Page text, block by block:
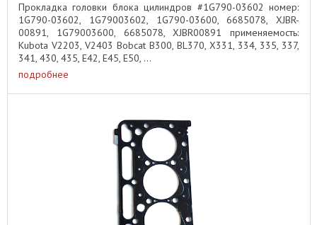
Прокладка головки блока цилиндров #1G790-03602 номер:
1G790-03602, 1G79003602, 1G790-03600, 6685078, XJBR-
00891, 1G79003600, 6685078, XJBR00891 применяемость:
Kubota V2203, V2403 Bobcat B300, BL370, X331, 334, 335, 337,
341, 430, 435, E42, E45, E50, ...
подробнее